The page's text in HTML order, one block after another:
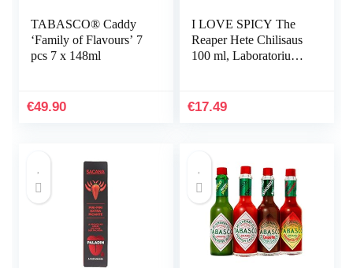
TABASCO® Caddy
‘Family of Flavours’ 7
pcs 7 x 148ml
€49.90
I LOVE SPICY The
Reaper Hete Chilisaus
100 ml, Laboratorium
Chilipeper 85%)
€17.49